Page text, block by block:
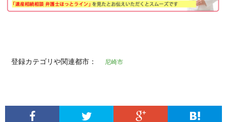
登録カテゴリや関連都市： 尼崎市